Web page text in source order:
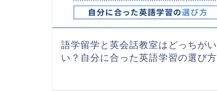
語学留学と英会話教室はどっちがい
い？自分に合った英語学習の選び方